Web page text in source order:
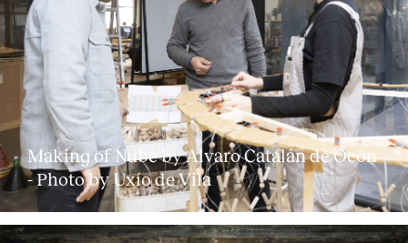
Clientes
Making of Nube by Alvaro Catalán de Ocón
- Photo by Uxío de Vila